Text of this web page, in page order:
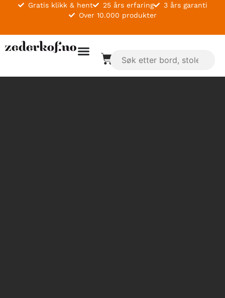
Gratis klikk & hent 25 års erfaring
3 års garanti
Over 10.000 produkter